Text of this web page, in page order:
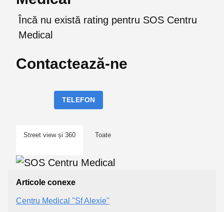
Încă nu există rating pentru SOS Centru
Medical
Contactează-ne
TELEFON
Street view și 360 Toate
Articole conexe
Centru Medical "Sf Alexie"